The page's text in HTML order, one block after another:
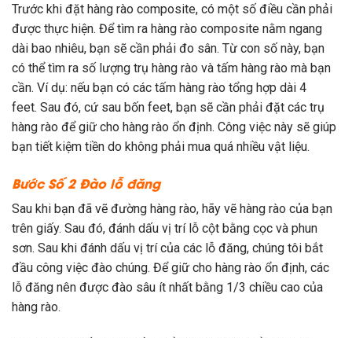
Trước khi đặt hàng rào composite, có một số điều cần phải
được thực hiện. Để tìm ra hàng rào composite nằm ngang
dài bao nhiêu, bạn sẽ cần phải đo sân. Từ con số này, bạn
có thể tìm ra số lượng trụ hàng rào và tấm hàng rào mà bạn
cần. Ví dụ: nếu bạn có các tấm hàng rào tổng hợp dài 4
feet. Sau đó, cứ sau bốn feet, bạn sẽ cần phải đặt các trụ
hàng rào để giữ cho hàng rào ổn định. Công việc này sẽ giúp
bạn tiết kiệm tiền do không phải mua quá nhiều vật liệu.
Bước Số 2Đào lỗ đăng
Sau khi bạn đã vẽ đường hàng rào, hãy vẽ hàng rào của bạn
trên giấy. Sau đó, đánh dấu vị trí lỗ cột bằng cọc và phun
sơn. Sau khi đánh dấu vị trí của các lỗ đăng, chúng tôi bắt
đầu công việc đào chúng. Để giữ cho hàng rào ổn định, các
lỗ đăng nên được đào sâu ít nhất bằng 1/3 chiều cao của
hàng rào.